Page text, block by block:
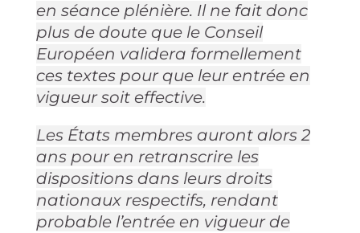
en séance plénière. Il ne fait donc
plus de doute que le Conseil
Européen validera formellement
ces textes pour que leur entrée en
vigueur soit effective.
Les États membres auront alors 2
ans pour en retranscrire les
dispositions dans leurs droits
nationaux respectifs, rendant
probable l’entrée en vigueur de